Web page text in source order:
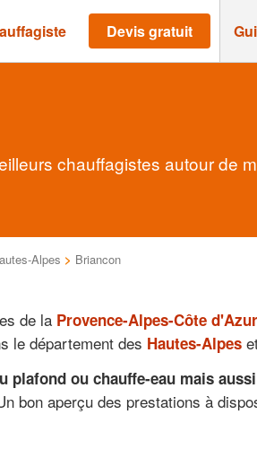
Devis gratuit
chauffagistes autour de
Alpes > Briancon
de la Provence-Alpes-Côte d'Azur
le département des Hautes-Alpes
plafond ou chauffe-eau mais
bon aperçu des prestations à